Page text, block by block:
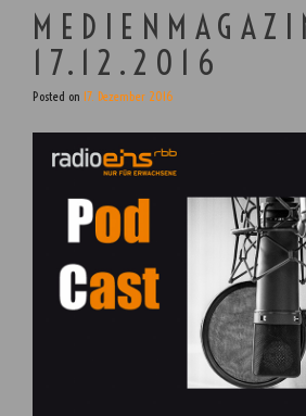
17.12.2016
Posted on 17. Dezember 2016